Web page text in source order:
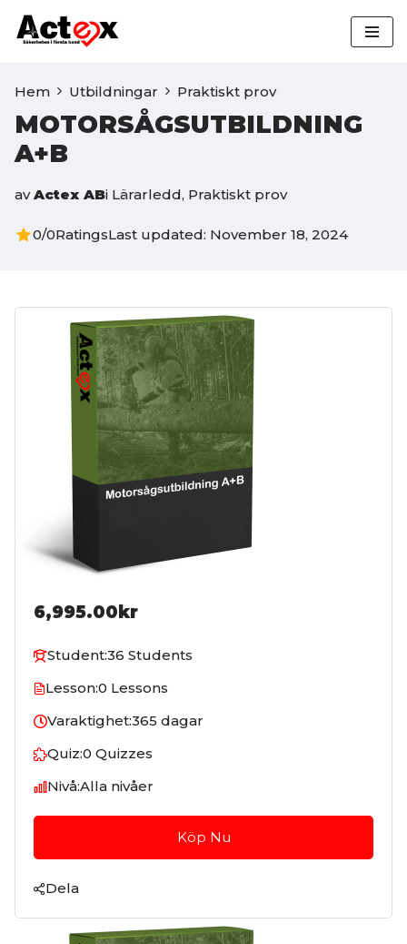
Hoppa
innehåll
Hem Utbildningar Praktiskt prov
MOTORSÅGSUTBILDNING
A+B
av Actex ABi Lärarledd, Praktiskt prov
0/0RatingsLast updated: November 18, 2024
6,995.00kr
Student:36 Students
Lesson:0 Lessons
Varaktighet:365 dagar
Quiz:0 Quizzes
Nivå:Alla nivåer
Köp Nu
Dela